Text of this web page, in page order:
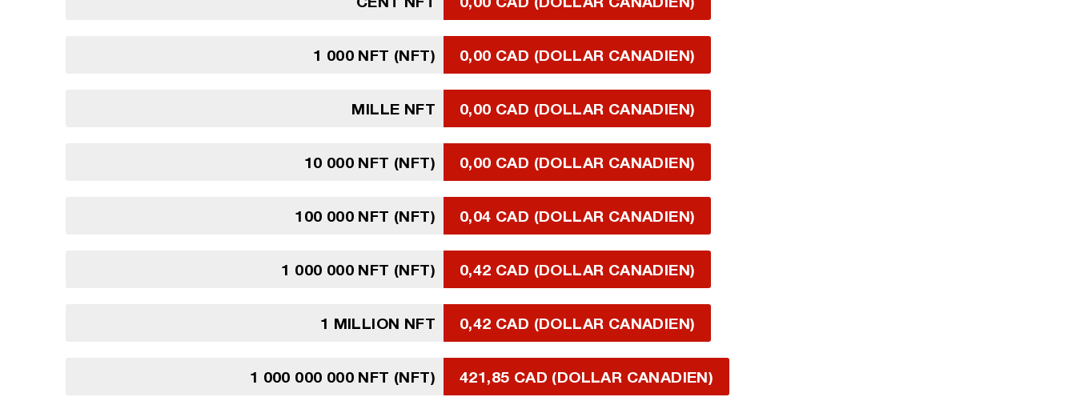
1 000 NFT (NFT) 0,00 CAD (DOLLAR CANADIEN)
MILLE NFT 0,00 CAD (DOLLAR CANADIEN)
10 000 NFT (NFT) 0,00 CAD (DOLLAR CANADIEN)
100 000 NFT (NFT) 0,04 CAD (DOLLAR CANADIEN)
1 000 000 NFT (NFT) 0,42 CAD (DOLLAR CANADIEN)
1 MILLION NFT 0,42 CAD (DOLLAR CANADIEN)
1 000 000 000 NFT (NFT) 421,85 CAD (DOLLAR CANADIEN)